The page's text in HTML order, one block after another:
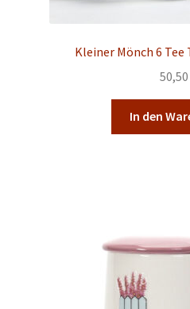
Kleiner Mönch 6
50,50
In den